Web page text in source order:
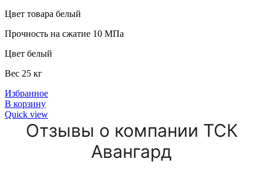
Цвет товара белый
Прочность на сжатие 10 МПа
Цвет белый
Вес 25 кг
Избранное
В корзину
Quick view
Отзывы о компании ТСК
Авангард